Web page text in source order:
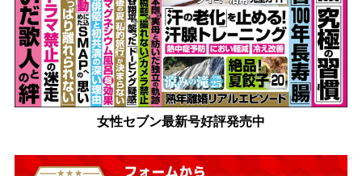
女性セブン最新号好評発売中